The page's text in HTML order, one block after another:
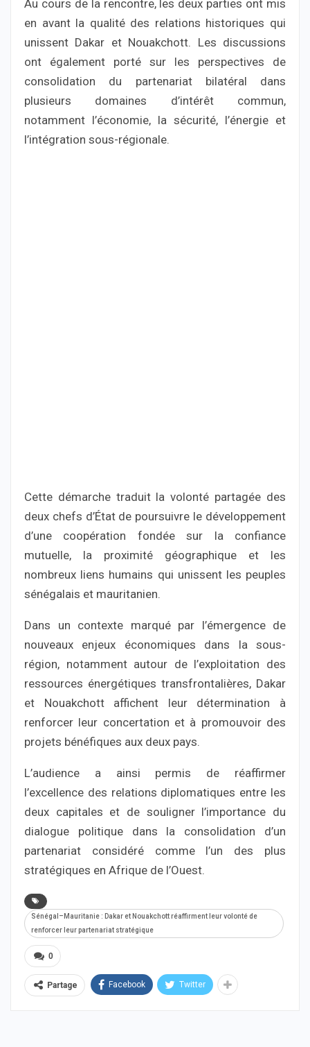
Au cours de la rencontre, les deux parties ont mis
en avant la qualité des relations historiques qui
unissent Dakar et Nouakchott. Les discussions
ont également porté sur les perspectives de
consolidation du partenariat bilatéral dans
plusieurs domaines d’intérêt commun,
notamment l’économie, la sécurité, l’énergie et
l’intégration sous-régionale.
Cette démarche traduit la volonté partagée des
deux chefs d’État de poursuivre le développement
d’une coopération fondée sur la confiance
mutuelle, la proximité géographique et les
nombreux liens humains qui unissent les peuples
sénégalais et mauritanien.
Dans un contexte marqué par l’émergence de
nouveaux enjeux économiques dans la sous-
région, notamment autour de l’exploitation des
ressources énergétiques transfrontalières, Dakar
et Nouakchott affichent leur détermination à
renforcer leur concertation et à promouvoir des
projets bénéfiques aux deux pays.
L’audience a ainsi permis de réaffirmer
l’excellence des relations diplomatiques entre les
deux capitales et de souligner l’importance du
dialogue politique dans la consolidation d’un
partenariat considéré comme l’un des plus
stratégiques en Afrique de l’Ouest.
Sénégal–Mauritanie : Dakar et Nouakchott réaffirment leur volonté de
renforcer leur partenariat stratégique
0
Partage Facebook Twitter